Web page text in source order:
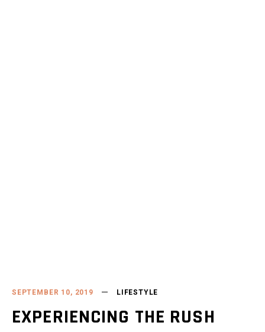
SEPTEMBER 10, 2019 LIFESTYLE
EXPERIENCING THE RUSH